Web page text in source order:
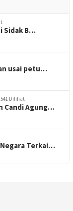
Sidak B…
usai petu…
Dilihat
Candi Agung…
Negara Terkai…